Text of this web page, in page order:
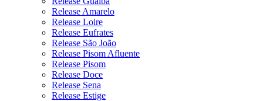
Release Amarelo
Release Loire
Release Eufrates
Release São João
Release Pisom Afluente
Release Pisom
Release Doce
Release Sena
Release Estige